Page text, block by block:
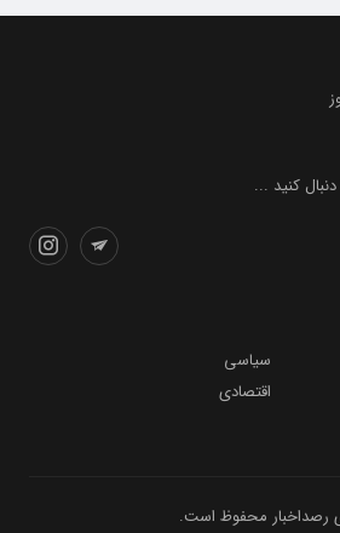
کنید ...
سیاسی
اقتصادی
رصداخبار محفوظ است.